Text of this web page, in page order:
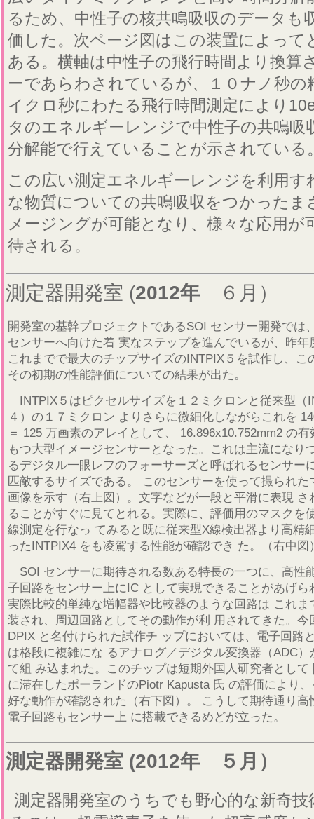
るため、中性子の核共鳴吸収のデータも
価した。次ページ図はこの装置によって
ある。横軸は中性子の飛行時間より換算
ーであらわされているが、１０ナノ秒の
イクロ秒にわたる飛行時間測定により
タのエネルギーレンジで中性子の共鳴吸
分解能で行えていることが示されている
この広い測定エネルギーレンジを利用す
な物質についての共鳴吸収をつかったま
メージングが可能となり、様々な応用が
待される。
測定器開発室 (2012年 ６月）
開発室の基幹プロジェクトであるSOI センサー開発では
センサーへ向けた着 実なステップを進んでいるが、昨年
これまでで最大のチップサイズのINTPIX５を試作し、こ
その初期の性能評価についての結果が出た。
INTPIX５はピクセルサイズを１２ミクロンと従来型（
４）の１７ミクロン よりさらに微細化しながらこれを
＝ 125 万画素のアレイとして、 16.896x10.752mm2 の有
もつ大型イメージセンサーとなった。これは主流になり
るデジタル一眼レフのフォーサーズと呼ばれるセンサー
匹敵するサイズである。 このセンサーを使って撮られた
画像を示す（右上図）。文字などが一段と平滑に表現 さ
ることがすぐに見てとれる。実際に、評価用のマスクを
線測定を行なっ てみると既に従来型X線検出器より高精
ったINTPIX4 をも凌駕する性能が確認でき た。（右中図
SOI センサーに期待される数ある特長の一つに、高性
子回路をセンサー上にIC として実現できることがあげら
実際比較的単純な増幅器や比較器のような回路は これま
装され、周辺回路としてその動作が利 用されてきた。今
DPIX と名付けられた試作チ ップにおいては、電子回路
は格段に複雑にな るアナログ／デジタル変換器（ADC）
て組 み込まれた。このチップは短期外国人研究者として
に滞在したポーランドのPiotr Kapusta 氏 の評価により
好な動作が確認された（右下図）。 こうして期待通り高
電子回路もセンサー上 に搭載できるめどが立った。
測定器開発室 (2012年 ５月）
測定器開発室のうちでも野心的な新奇